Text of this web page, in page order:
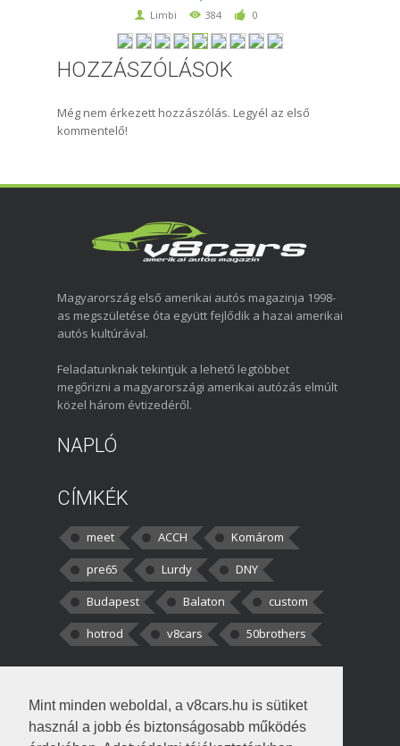
Mint minden weboldal, a v8cars.hu is sütiket
használ a jobb és biztonságosabb működés
Limbi 384 0
HOZZÁSZÓLÁSOK
Még nem érkezett hozzászólás. Legyél az első
kommentelő!
Magyarország első amerikai autós magazinja 1998-
as megszületése óta együtt fejlődik a hazai amerikai
autós kultúrával.
Feladatunknak tekintjük a lehető legtöbbet
megőrizni a magyarországi amerikai autózás elmúlt
közel három évtizedéről.
NAPLÓ
CÍMKÉK
meet ACCH
Komárom
pre65
Lurdy
DNY
Budapest
Balaton
custom
hotrod
v8cars 50brothers
kortisz:Elszúrtam! Én csak két
darabbaal számoltam. Nem tudtam, hogy fél autót,